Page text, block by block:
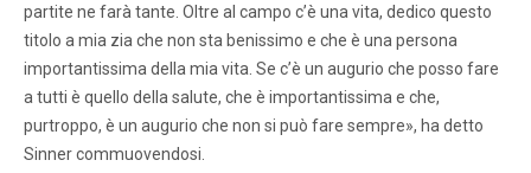
partite ne farà tante. Oltre al campo c’è una vita, dedico questo
titolo a mia zia che non sta benissimo e che è una persona
importantissima della mia vita. Se c’è un augurio che posso fare
a tutti è quello della salute, che è importantissima e che,
purtroppo, è un augurio che non si può fare sempre», ha detto
Sinner commuovendosi.